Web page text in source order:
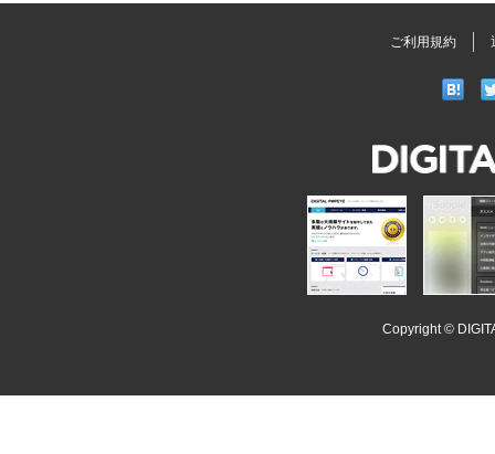
ご利用規約
DIGITAL
POPEYE
iSoople
Copyright ©